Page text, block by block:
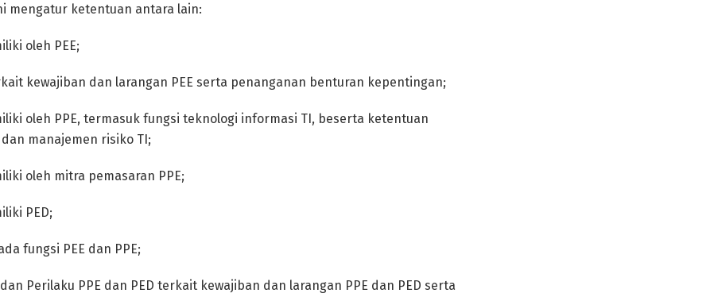
mengatur ketentuan antara lain:
oleh PEE;
kewajiban dan larangan PEE serta penanganan benturan kepentingan;
oleh PPE, termasuk fungsi teknologi informasi TI, beserta ketentuan
manajemen risiko TI;
oleh mitra pemasaran PPE;
PED;
fungsi PEE dan PPE;
Perilaku PPE dan PED terkait kewajiban dan larangan PPE dan PED serta